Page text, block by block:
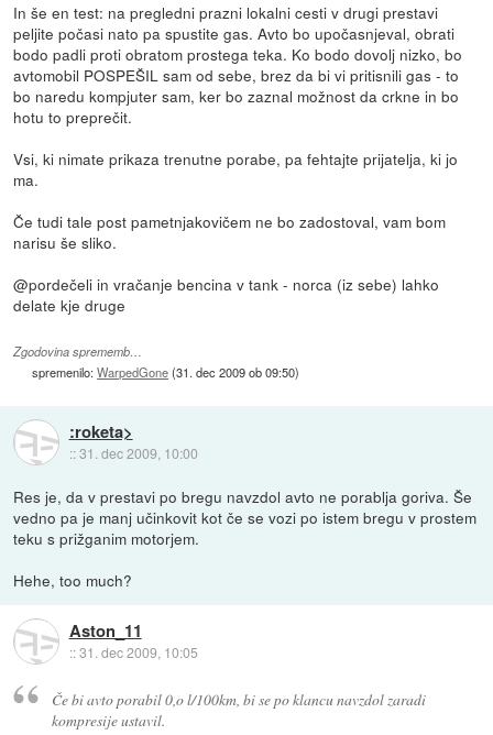
In še en test: na pregledni prazni lokalni cesti v drugi prestavi
peljite počasi nato pa spustite gas. Avto bo upočasnjeval, obrati
bodo padli proti obratom prostega teka. Ko bodo dovolj nizko, bo
avtomobil POSPEŠIL sam od sebe, brez da bi vi pritisnili gas - to
bo naredu kompjuter sam, ker bo zaznal možnost da crkne in bo
hotu to preprečit.
Vsi, ki nimate prikaza trenutne porabe, pa fehtajte prijatelja, ki jo
ma.
Če tudi tale post pametnjakovičem ne bo zadostoval, vam bom
narisu še sliko.
@pordečeli in vračanje bencina v tank - norca (iz sebe) lahko
delate kje druge
Zgodovina sprememb…
spremenilo:WarpedGone(31. dec 2009 ob 09:50)
:roketa>
::31. dec 2009, 10:00
Res je, da v prestavi po bregu navzdol avto ne porablja goriva. Še
vedno pa je manj učinkovit kot če se vozi po istem bregu v prostem
teku s prižganim motorjem.
Hehe, too much?
Aston_11
::31. dec 2009, 10:05
Če bi avto porabil 0,o l/100km, bi se po klancu navzdol zaradi
kompresije ustavil.